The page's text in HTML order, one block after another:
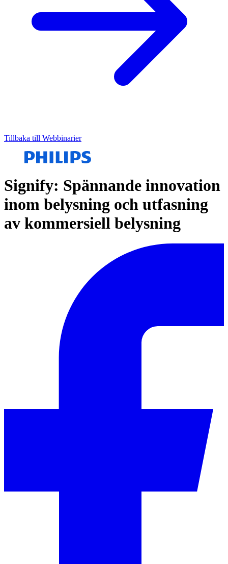
Tillbaka till Webbinarier
Signify: Spännande innovation
inom belysning och utfasning
av kommersiell belysning